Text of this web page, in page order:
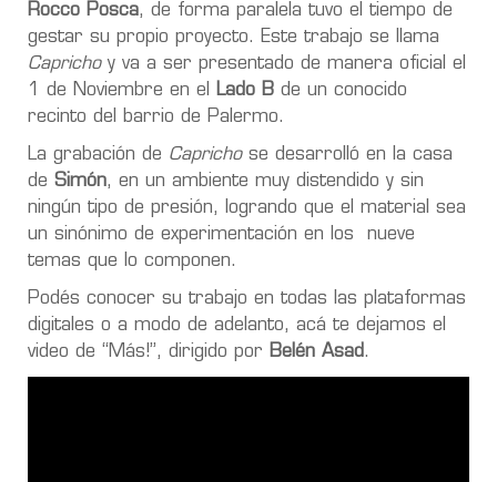
Rocco Posca, de forma paralela tuvo el tiempo de
gestar su propio proyecto. Este trabajo se llama
Caprichoy va a ser presentado de manera oficial el
1 de Noviembre en el
Lado B de un conocido
recinto del barrio de Palermo.
La grabación de Caprichose desarrolló en la casa
de Simón, en un ambiente muy distendido y sin
ningún tipo de presión, logrando que el material sea
un sinónimo de experimentación en los nueve
temas que lo componen.
Podés conocer su trabajo en todas las plataformas
digitales o a modo de adelanto, acá te dejamos el
video de “Más!”, dirigido por Belén Asad.